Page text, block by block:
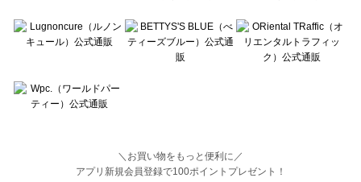
＼お買い物をもっと便利に／
アプリ新規会員登録で100ポイントプレゼント！